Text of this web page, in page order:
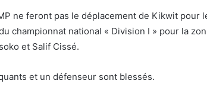
ne feront pas le déplacement de Kikwit pour
championnat national « Division I » pour la
et Salif Cissé.
et un défenseur sont blessés.